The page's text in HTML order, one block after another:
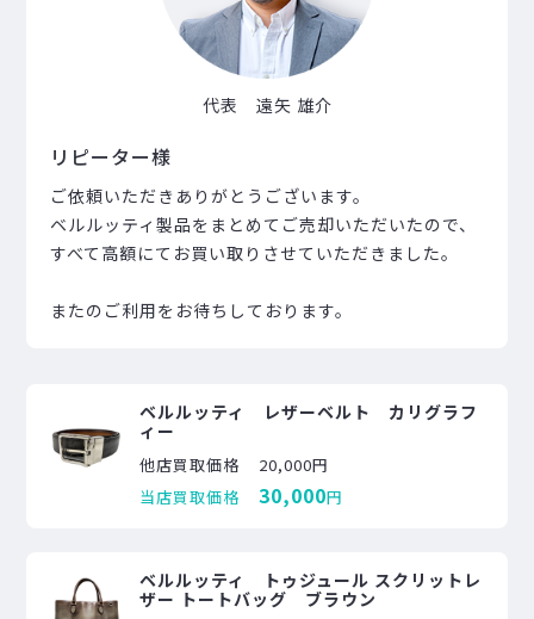
代表 遠矢 雄介
リピーター様
ご依頼いただきありがとうございます。
ベルルッティ製品をまとめてご売却いただいたので、
すべて高額にてお買い取りさせていただきました。
またのご利用をお待ちしております。
ベルルッティ レザーベルト カリグラフ
ィー
他店買取価格
20,000円
当店買取価格
30,000円
ベルルッティ トゥジュール スクリットレ
ザー トートバッグ ブラウン